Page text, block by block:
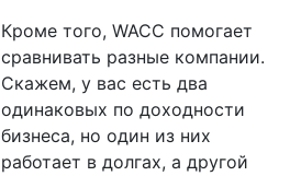
Кроме того, WACC помогает
сравнивать разные компании.
Скажем, у вас есть два
одинаковых по доходности
бизнеса, но один из них
работает в долгах, а другой